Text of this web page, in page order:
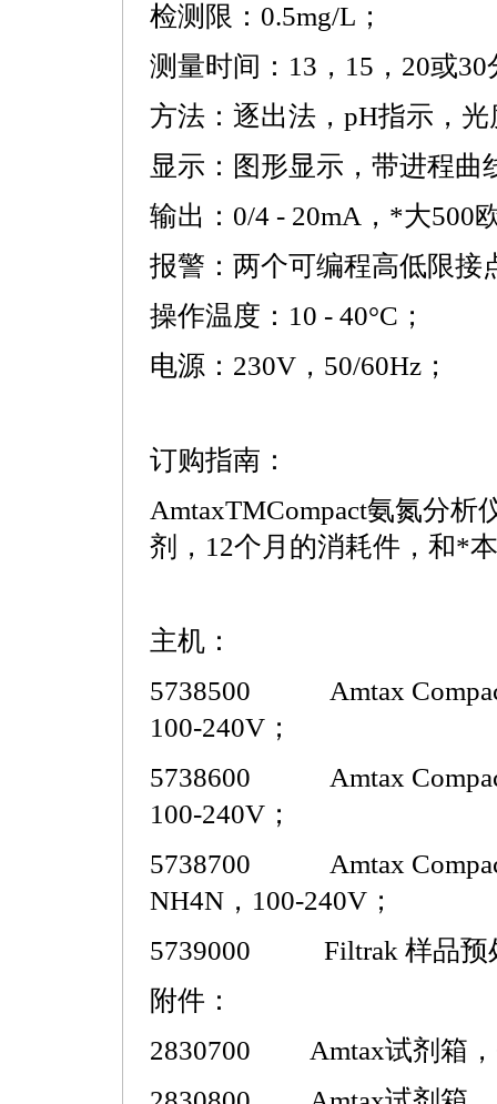
检测限：0.5mg/L；
测量时间：13，15，20或
方法：逐出法，pH指示，
显示：图形显示，带进程曲
输出：0/4 - 20mA， *大500
报警：两个可编程高低限接
操作温度：10 - 40°C；
电源：230V，50/60Hz；
订购指南：
AmtaxTMCompact氨氮分析
剂，12个月的消耗件，和*
主机：
5738500 Amtax Compact
100-240V；
5738600 Amtax Compact
100-240V；
5738700 Amtax Compact
NH4N， 100-240V；
5739000 Filtrak 样品预
附件：
2830700 Amtax试剂箱，